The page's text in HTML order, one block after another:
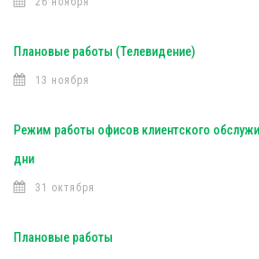
Плановые работы (Телевидение)
13 ноября
Режим работы офисов клиентского
дни
31 октября
Плановые работы